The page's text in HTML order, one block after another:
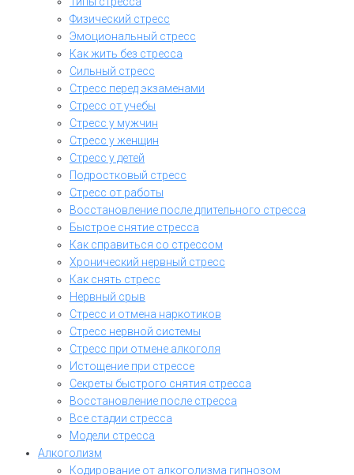
Физический стресс
Эмоциональный стресс
Как жить без стресса
Сильный стресс
Стресс перед экзаменами
Стресс от учебы
Стресс у мужчин
Стресс у женщин
Стресс у детей
Подростковый стресс
Стресс от работы
Восстановление после длительного стресса
Быстрое снятие стресса
Как справиться со стрессом
Хронический нервный стресс
Как снять стресс
Нервный срыв
Стресс и отмена наркотиков
Стресс нервной системы
Стресс при отмене алкоголя
Истощение при стрессе
Секреты быстрого снятия стресса
Восстановление после стресса
Все стадии стресса
Модели стресса
Алкоголизм
Кодирование от алкоголизма гипнозом